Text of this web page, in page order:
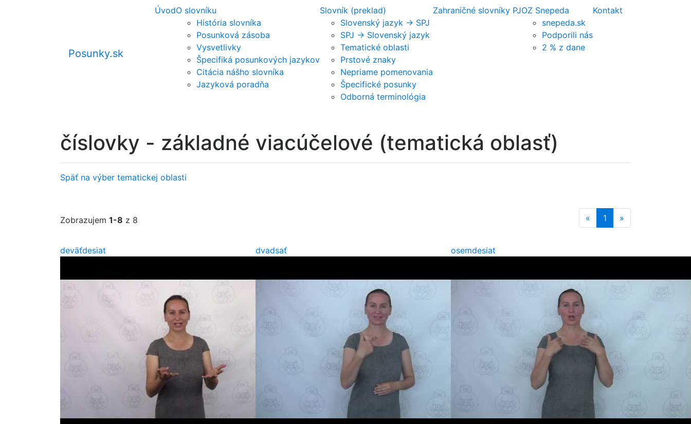
Posunky.sk
ÚvodO slovníku
História slovníka
Posunková zásoba
Vysvetlivky
Špecifiká posunkových jazykov
Citácia nášho slovníka
Jazyková poradňa
Slovník (preklad)
Slovenský jazyk -> SPJ
SPJ -> Slovenský jazyk
Tematické oblasti
Prstové znaky
Nepriame pomenovania
Špecifické posunky
Odborná terminológia
Zahraničné slovníky PJOZ Snepeda
snepeda.sk
Podporili nás
2 % z dane
Kontakt
číslovky - základné viacúčelové (tematická oblasť)
Späť na výber tematickej oblasti
Zobrazujem 1-8 z 8 « 1 »
deväťdesiat dvadsať osemdesiat